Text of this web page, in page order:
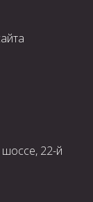
шоссе, 22-й